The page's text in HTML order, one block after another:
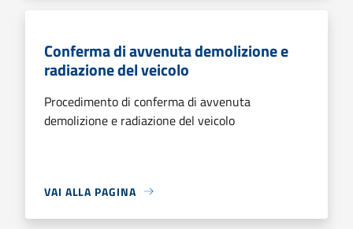
Conferma di avvenuta demolizione e
radiazione del veicolo
Procedimento di conferma di avvenuta
demolizione e radiazione del veicolo
VAI ALLA PAGINA